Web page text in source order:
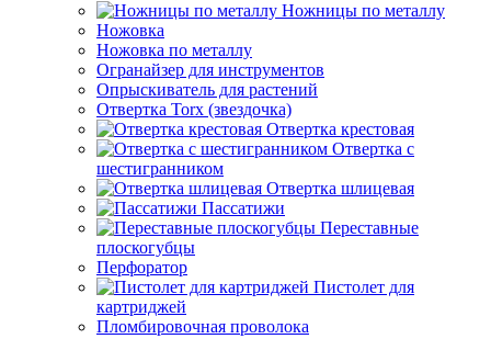
Ножницы по металлу
Ножовка
Ножовка по металлу
Огранайзер для инструментов
Опрыскиватель для растений
Отвертка Torx (звездочка)
Отвертка крестовая
Отвертка с
шестигранником
Отвертка шлицевая
Пассатижи
Переставные
плоскогубцы
Перфоратор
Пистолет для
картриджей
Пломбировочная проволока